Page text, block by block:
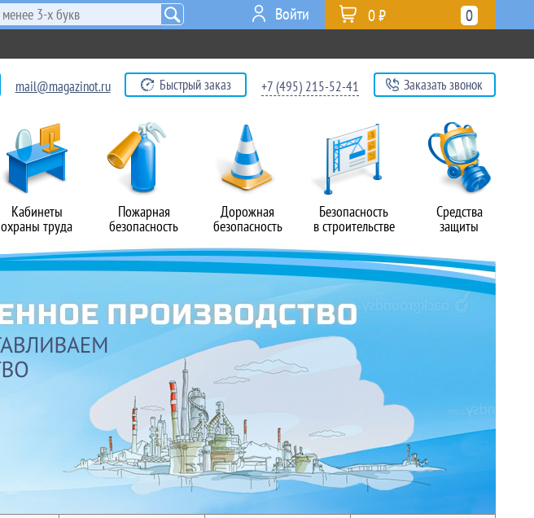
Кабинеты
охраны труда
Пожарная
безопасность
Дорожная
безопасность
Безопасность
в строительстве
Средства
защиты
0
0 ₽
Войти
mail@magazinot.ru Быстрый заказ +7 (495) 215-52-41 Заказать звонок